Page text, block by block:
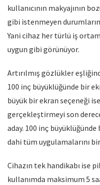
kullanıcının makyajının
gibi istenmeyen
Yani cihaz her türlü iş
uygun gibi görünüyor.
Artırılmış gözlükler
100 inç büyüklüğünde bir
büyük bir ekran seçeneği
gerçekleştirmeyi son
aday. 100 inç
dahi tüm uygulamalarını
Cihazın tek handikabı ise
kullanımda maksimum 5